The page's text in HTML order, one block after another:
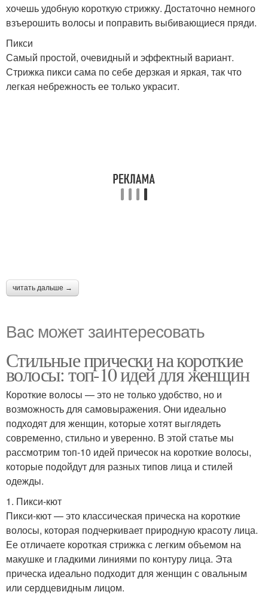
хочешь удобную короткую стрижку. Достаточно немного
взъерошить волосы и поправить выбивающиеся пряди.
Пикси
Самый простой, очевидный и эффектный вариант.
Стрижка пикси сама по себе дерзкая и яркая, так что
легкая небрежность ее только украсит.
читать дальше →
Вас может заинтересовать
Стильные прически на короткие
волосы: топ-10 идей для женщин
Короткие волосы — это не только удобство, но и
возможность для самовыражения. Они идеально
подходят для женщин, которые хотят выглядеть
современно, стильно и уверенно. В этой статье мы
рассмотрим топ-10 идей причесок на короткие волосы,
которые подойдут для разных типов лица и стилей
одежды.
1. Пикси-кют
Пикси-кют — это классическая прическа на короткие
волосы, которая подчеркивает природную красоту лица.
Ее отличаете короткая стрижка с легким объемом на
макушке и гладкими линиями по контуру лица. Эта
прическа идеально подходит для женщин с овальным
или сердцевидным лицом.